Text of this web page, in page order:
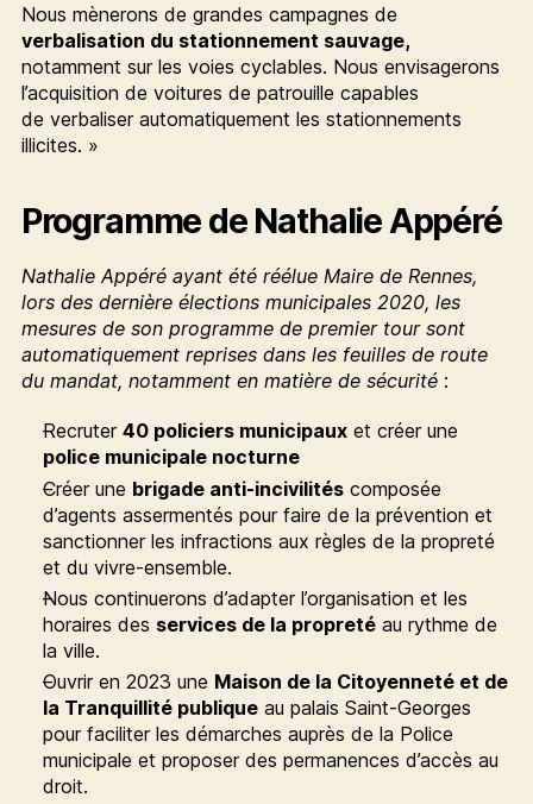
Nous mènerons de grandes campagnes de
verbalisation du stationnement sauvage,
notamment sur les voies cyclables. Nous envisagerons
l’acquisition de voitures de patrouille capables
de verbaliser automatiquement les stationnements
illicites. »
Programme de Nathalie Appéré
Nathalie Appéré ayant été réélue Maire de Rennes,
lors des dernière élections municipales 2020, les
mesures de son programme de premier tour sont
automatiquement reprises dans les feuilles de route
du mandat, notamment en matière de sécurité:
Recruter 40 policiers municipauxet créer une
police municipale nocturne
Créer une brigade anti-incivilitéscomposée
d’agents assermentés pour faire de la prévention et
sanctionner les infractions aux règles de la propreté
et du vivre-ensemble.
Nous continuerons d’adapter l’organisation et les
horaires des services de la propretéau rythme de
la ville.
Ouvrir en 2023 une Maison de la Citoyenneté et de
la Tranquillité publiqueau palais Saint-Georges
pour faciliter les démarches auprès de la Police
municipale et proposer des permanences d’accès au
droit.